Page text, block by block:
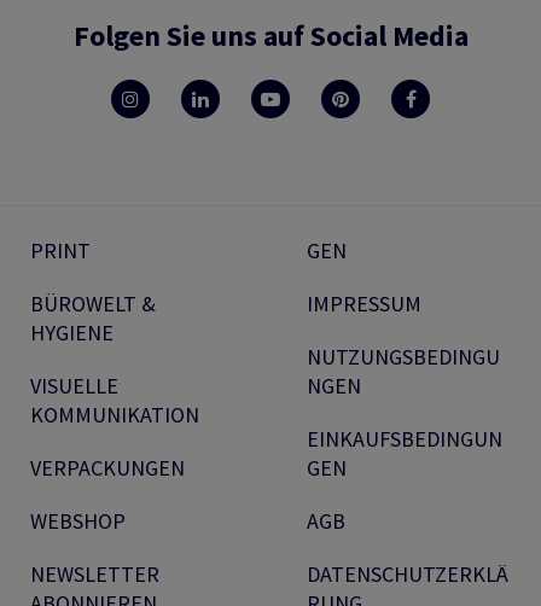
Folgen Sie uns auf Social Media
PRINT
BÜROWELT &
HYGIENE
VISUELLE
KOMMUNIKATION
VERPACKUNGEN
WEBSHOP
NEWSLETTER
GEN
IMPRESSUM
NUTZUNGSBEDINGU
NGEN
EINKAUFSBEDINGUN
GEN
AGB
DATENSCHUTZERKLÄ